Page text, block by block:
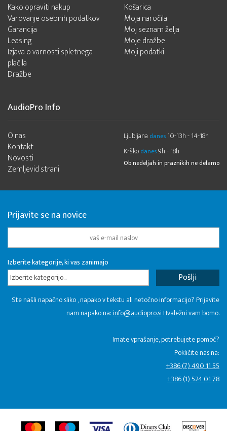
Kako opraviti nakup
Varovanje osebnih podatkov
Garancija
Leasing
Izjava o varnosti spletnega
plačila
Dražbe
Košarica
Moja naročila
Moj seznam želja
Moje dražbe
Moji podatki
AudioPro Info
O nas
Kontakt
Novosti
Zemljevid strani
Ljubljana danes 10-13h - 14-18h
Krško danes9h - 18h
Ob nedeljah in praznikih ne delamo
Prijavite se na novice
Izberite kategorije, ki vas zanimajo
Izberite kategorijo...
Ste našli napačno sliko , napako v tekstu ali netočno informacijo? Prijavite
nam napako na:info@audiopro.siHvaležni vam bomo.
Imate vprašanje, potrebujete pomoč?
Pokličite nas na:
+386 (7) 490 11 55
+386 (1) 524 01 78